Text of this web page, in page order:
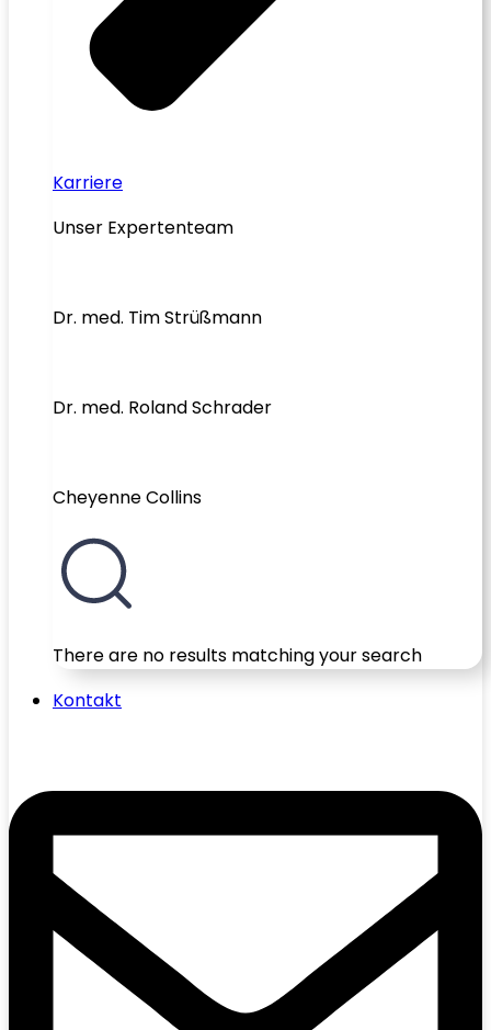
Karriere
Unser Expertenteam
Dr. med. Tim Strüßmann
Dr. med. Roland Schrader
Cheyenne Collins
There are no results matching your search
Kontakt